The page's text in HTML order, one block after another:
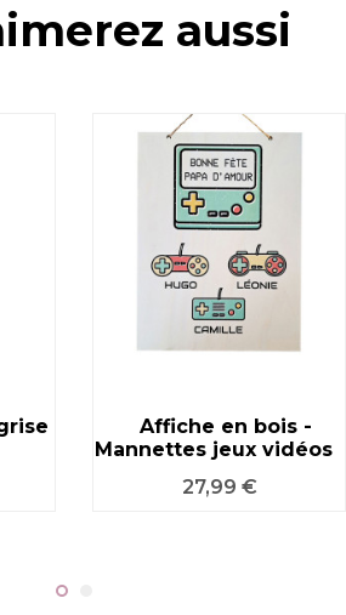
aussi
Affiche en bois -
Mannettes jeux vidéos
Prix
27,99 €